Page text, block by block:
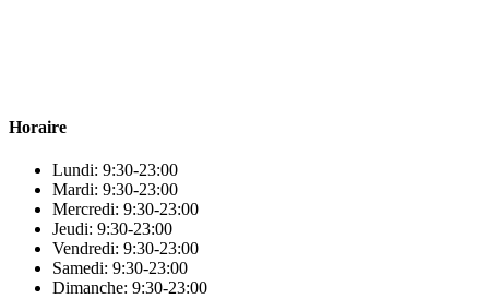
Horaire
Lundi: 9:30-23:00
Mardi: 9:30-23:00
Mercredi: 9:30-23:00
Jeudi: 9:30-23:00
Vendredi: 9:30-23:00
Samedi: 9:30-23:00
Dimanche: 9:30-23:00